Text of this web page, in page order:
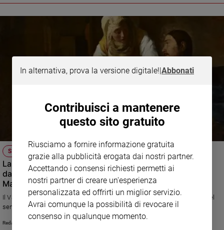
hanno maggiormente segnato la storia della Chiesa
SANTO DEL GIORNO
La donna che accolse Gesù nella sua casa: chi era
davvero santa Marta (e perché la Chiesa la ricorda con
Maria e Lazzaro)
Il Vangelo racconta una donna concreta, impegnata nell'accoglienza e nel
servizio, che Gesù invita però a non lasciarsi sopraffare dall'affanno.
Protettrice di casalinghe e domestiche, Marta è anche colei che davanti
alla morte del fratello Lazzaro pronuncia una straordinaria professione di
Redazione Chiesa FC
In alternativa, prova la versione digitale!|Abbonati
Contribuisci a mantenere
questo sito gratuito
Riusciamo a fornire informazione gratuita
grazie alla pubblicità erogata dai nostri partner.
Accettando i consensi richiesti permetti ai
nostri partner di creare un'esperienza
personalizzata ed offrirti un miglior servizio.
Avrai comunque la possibilità di revocare il
consenso in qualunque momento.